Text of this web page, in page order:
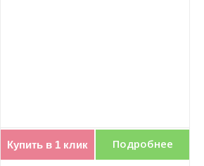
Купить в 1 клик Подробнее